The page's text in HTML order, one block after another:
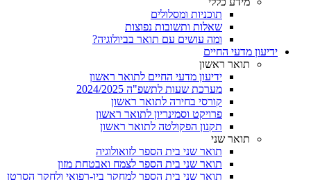
תוכניות ומסלולים
שאלות ותשובות נפוצות
ומה עושים עם תואר בביולוגיה?
ידיעון מדעי החיים
תואר ראשון
ידיעון מדעי החיים לתואר ראשון
מערכת שעות לתשפ"ה 2024/2025
קורסי בחירה לתואר ראשון
פרויקט וסמינריון לתואר ראשון
תקנון הפקולטה לתואר ראשון
תואר שני
תואר שני בית הספר לזואולוגיה
תואר שני בית הספר לצמח ואבטחת מזון
תואר שני בית הספר למחקר ביו-רפואי ולחקר הסרטן